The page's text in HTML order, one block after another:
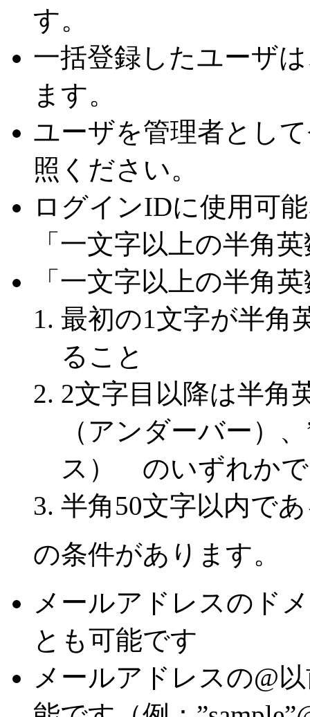
す。
一括登録したユーザ
ます。
ユーザを管理者とし
照ください。
ログインIDに使用可
「一文字以上の半角
「一文字以上の半角
最初の1文字が半角
ること
2文字目以降は半角
（アンダーバー）
ス） のいずれか
半角50文字以内で
の条件があります。
メールアドレスのド
とも可能です
メールアドレスの@